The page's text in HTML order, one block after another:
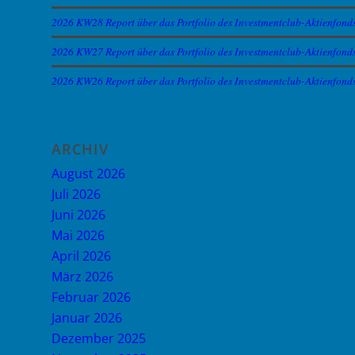
2026 KW28 Report über das Portfolio des Investmentclub-
2026 KW27 Report über das Portfolio des Investmentclub-
2026 KW26 Report über das Portfolio des Investmentclub-
ARCHIV
August 2026
Juli 2026
Juni 2026
Mai 2026
April 2026
März 2026
Februar 2026
Januar 2026
Dezember 2025